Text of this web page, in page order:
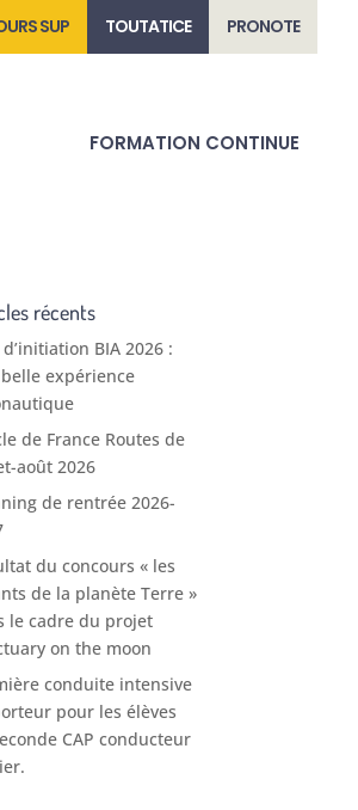
SUP TOUTATICE PRONOTE
FORMATION CONTINUE
récents
BIA 2026 :
expérience
de France Routes de
août 2026
de rentrée 2026-
du concours « les
de la planète Terre »
le cadre du projet
on the moon
conduite intensive
pour les élèves
CAP conducteur